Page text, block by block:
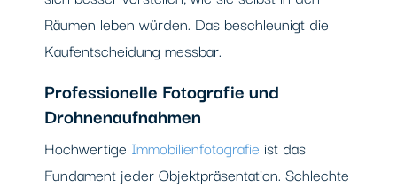
Räumen leben würden. Das beschleunigt die
Kaufentscheidung messbar.
Professionelle Fotografie und
Drohnenaufnahmen
Hochwertige Immobilienfotografie ist das
Fundament jeder Objektpräsentation. Schlechte